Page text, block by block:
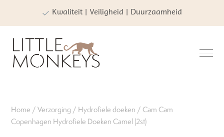
Kwaliteit | Veiligheid | Duurzaamheid
Home /Verzorging / Hydrofiele doeken / Cam Cam
Copenhagen Hydrofiele Doeken Camel (2st)